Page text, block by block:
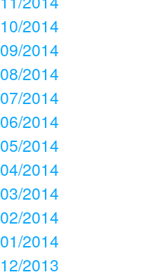
10/2014
09/2014
08/2014
07/2014
06/2014
05/2014
04/2014
03/2014
02/2014
01/2014
12/2013